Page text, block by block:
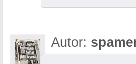
Autor: